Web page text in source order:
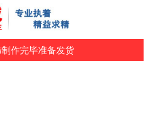
作完毕准备发货